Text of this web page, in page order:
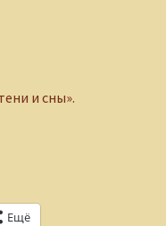
и сны».
Ещё